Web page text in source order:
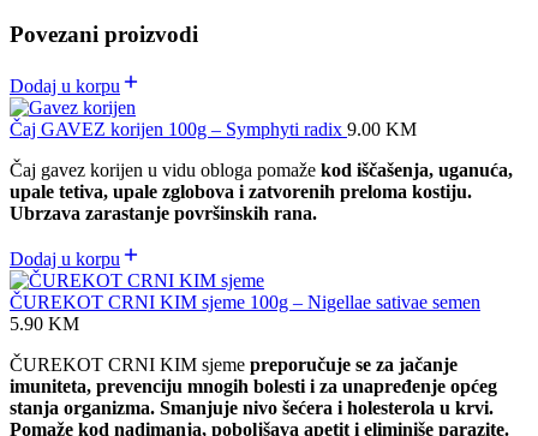
Povezani proizvodi
Dodaj u korpu
Čaj GAVEZ korijen 100g – Symphyti radix 9.00 KM
Čaj gavez korijen u vidu obloga pomaže kod iščašenja, uganuća,
upale tetiva, upale zglobova i zatvorenih preloma kostiju.
Ubrzava zarastanje površinskih rana.
Dodaj u korpu
ČUREKOT CRNI KIM sjeme 100g – Nigellae sativae semen
5.90 KM
ČUREKOT CRNI KIM sjeme preporučuje se za jačanje
imuniteta, prevenciju mnogih bolesti i za unapređenje općeg
stanja organizma. Smanjuje nivo šećera i holesterola u krvi.
Pomaže kod nadimanja, poboljšava apetit i eliminiše parazite.